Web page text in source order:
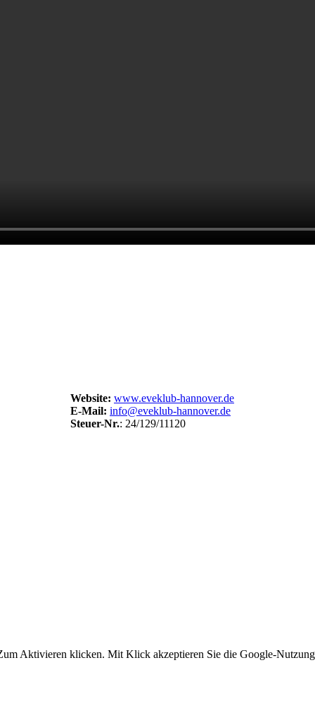
Website: www.eveklub-hannover.de
E-Mail: info@eveklub-hannover.de
Steuer-Nr.: 24/129/11120
Aktivieren klicken. Mit Klick akzeptieren Sie die Google-